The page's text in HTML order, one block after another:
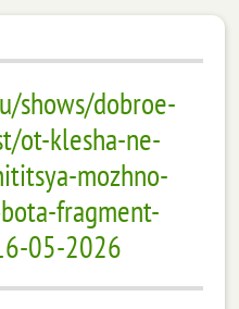
shows/dobroe-
ot-klesha-ne-
mozhno-
fragment-
05-2026